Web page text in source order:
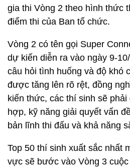
gia thi Vòng 2 theo hình thức
điểm thi của Ban tổ chức.
Vòng 2 có tên gọi Super
dự kiến diễn ra vào ngày 9-
câu hỏi tình huống và độ khó
được tăng lên rõ rệt, đồng
kiến thức, các thí sinh sẽ
hợp, kỹ năng giải quyết vấn
bản lĩnh thi đấu và khả năng
Top 50 thí sinh xuất sắc nhất
vực sẽ bước vào Vòng 3